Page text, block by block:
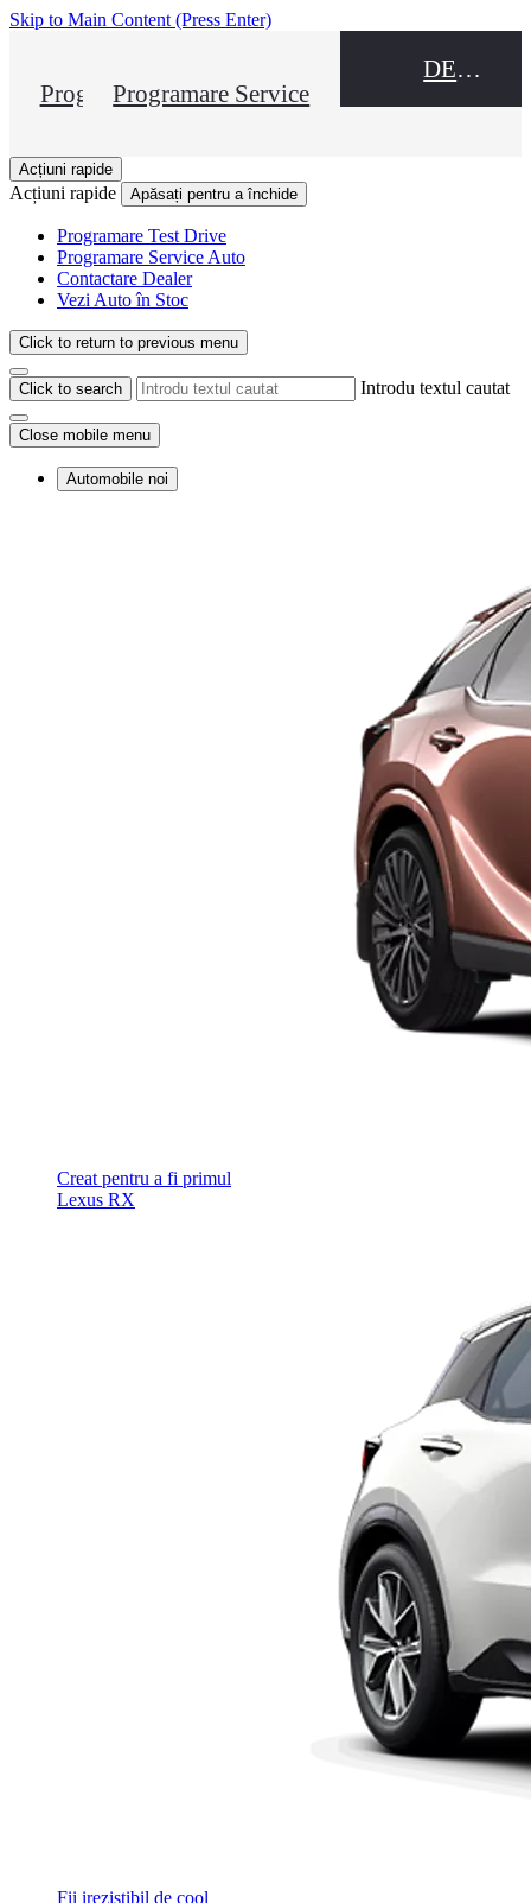
Skip to Main Content (Press Enter)
Programare Test Drive
Programare Service
DEALER NAME
Acțiuni rapide
Acțiuni rapide Apăsați pentru a închide
Programare Test Drive
Programare Service Auto
Contactare Dealer
Vezi Auto în Stoc
Click to return to previous menu
Click to search Introdu textul cautat
Close mobile menu
Automobile noi
Creat pentru a fi primul
Lexus RX
Fii irezistibil de cool